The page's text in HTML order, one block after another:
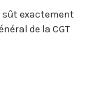
sût exactement
de la CGT